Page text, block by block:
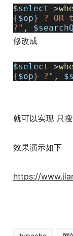
$select ->
{$op} ? OR
?" ,
修改成
$select ->
{$op} ?" ,
就可以实现 只
效果演示如下
https://